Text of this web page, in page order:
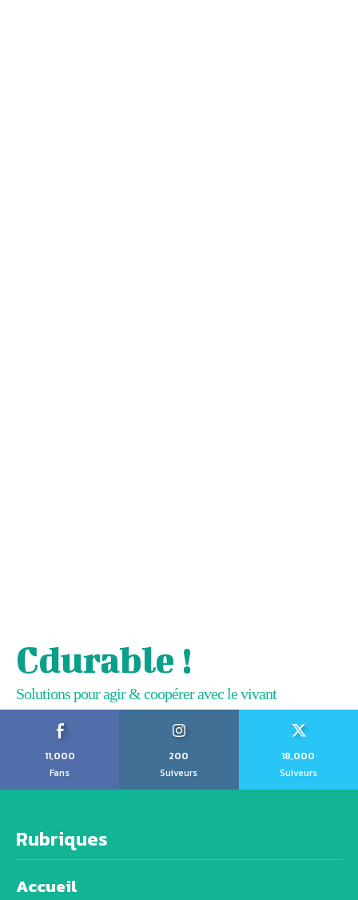
Cdurable !
Solutions pour agir & coopérer avec le vivant
11,000
Fans
200
Suiveurs
18,000
Suiveurs
Rubriques
Accueil